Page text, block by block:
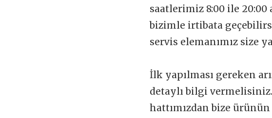
saatlerimiz 8:00 ile 20:00
bizimle irtibata
servis elemanımız size
İlk yapılması gereken
detaylı bilgi
hattımızdan bize